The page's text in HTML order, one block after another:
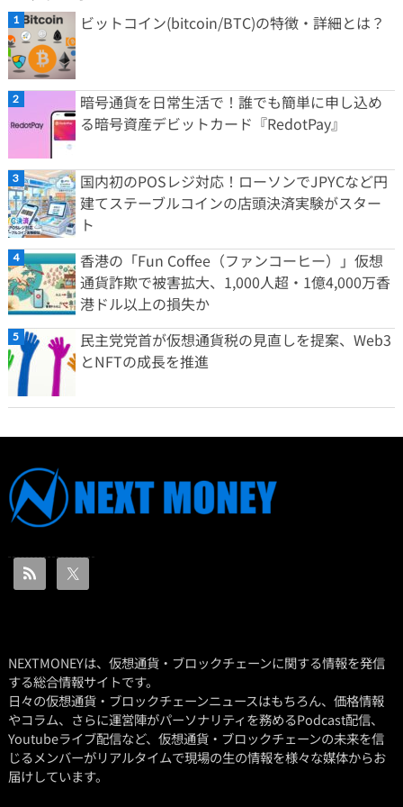
ビットコイン(bitcoin/BTC)の特徴・詳細とは？
暗号通貨を日常生活で！誰でも簡単に申し込め
る暗号資産デビットカード『RedotPay』
国内初のPOSレジ対応！ローソンでJPYCなど円
建てステーブルコインの店頭決済実験がスター
ト
香港の「Fun Coffee（ファンコーヒー）」仮想
通貨詐欺で被害拡大、1,000人超・1億4,000万香
港ドル以上の損失か
民主党党首が仮想通貨税の見直しを提案、Web3
とNFTの成長を推進
NEXTMONEYは、仮想通貨・ブロックチェーンに関する情報を発信
する総合情報サイトです。
日々の仮想通貨・ブロックチェーンニュースはもちろん、価格情報
やコラム、さらに運営陣がパーソナリティを務めるPodcast配信、
Youtubeライブ配信など、仮想通貨・ブロックチェーンの未来を信
じるメンバーがリアルタイムで現場の生の情報を様々な媒体からお
届けしています。